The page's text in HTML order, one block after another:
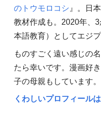
のトウモロコシ 』。日
教材作成も。2020年、
本語教育）としてエジプ
ものすごく遠い感じの
たら幸いです。漫画好
子の母親もしています。
くわしいプロフィール